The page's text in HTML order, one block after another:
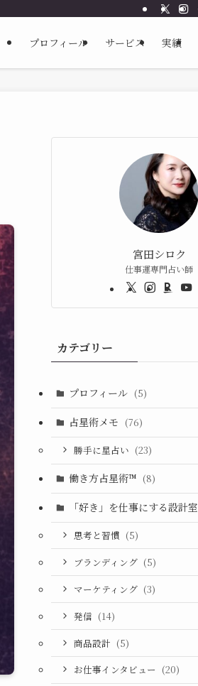
プロフィール サービス 実績
宮田シロク
仕事運専門占い師
カテゴリー
プロフィール (5)
占星術メモ (76)
勝手に星占い (23)
働き方占星術™︎ (8)
「好き」を仕事にする設計室
思考と習慣 (5)
ブランディング (5)
マーケティング (3)
発信 (14)
商品設計 (5)
お仕事インタビュー (20)